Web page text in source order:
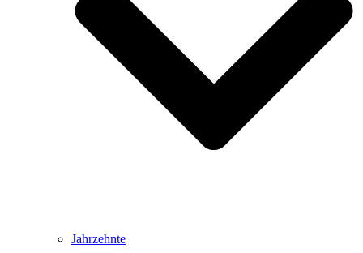
Jahrzehnte